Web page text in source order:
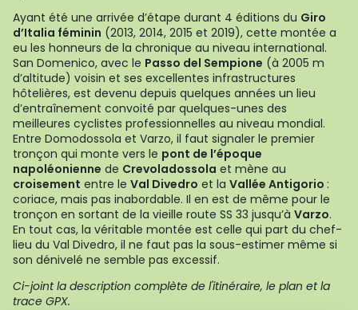
Ayant été une arrivée d’étape durant 4 éditions du Giro
d’Italia féminin (2013, 2014, 2015 et 2019), cette montée a
eu les honneurs de la chronique au niveau international.
San Domenico, avec le Passo del Sempione (à 2005 m
d’altitude) voisin et ses excellentes infrastructures
hôtelières, est devenu depuis quelques années un lieu
d’entraînement convoité par quelques-unes des
meilleures cyclistes professionnelles au niveau mondial.
Entre Domodossola et Varzo, il faut signaler le premier
tronçon qui monte vers le pont de l’époque
napoléonienne de Crevoladossola et mène au
croisement entre le Val Divedro et la Vallée Antigorio :
coriace, mais pas inabordable. Il en est de même pour le
tronçon en sortant de la vieille route SS 33 jusqu’à Varzo.
En tout cas, la véritable montée est celle qui part du chef-
lieu du Val Divedro, il ne faut pas la sous-estimer même si
son dénivelé ne semble pas excessif.
Ci-joint la description complète de l'itinéraire, le plan et la
trace GPX.